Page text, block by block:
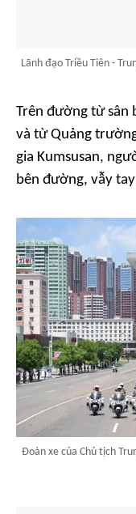
Lãnh đạo Triều Tiên -
Trên đường từ sân
và từ Quảng
gia Kumsusan,
bên đường, vẫy
Đoàn xe của Chủ tịch